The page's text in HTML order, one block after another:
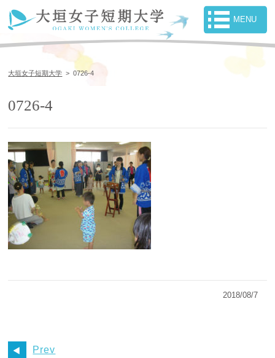
大垣女子短期大学 >0726-4
0726-4
2018/08/7
Prev